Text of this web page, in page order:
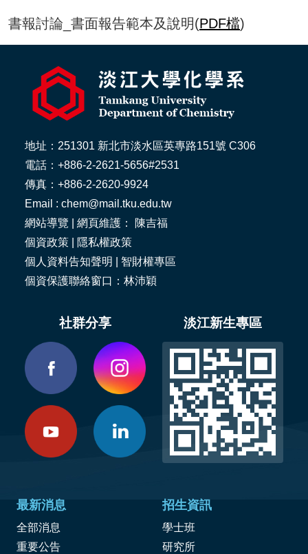
書報討論_書面報告範本及說明(PDF檔)
地址：251301 新北市淡水區英專路151號 C306
電話：+886-2-2621-5656#2531
傳真：+886-2-2620-9924
Email : chem@mail.tku.edu.tw
網站導覽 | 網頁維護： 陳吉福
個資政策
隱私權政策
個人資料告知聲明
智財權專區
個資保護聯絡窗口：林沛穎
社群分享 淡江新生專區
最新消息
全部消息
重要公告
招生資訊
學士班
研究所